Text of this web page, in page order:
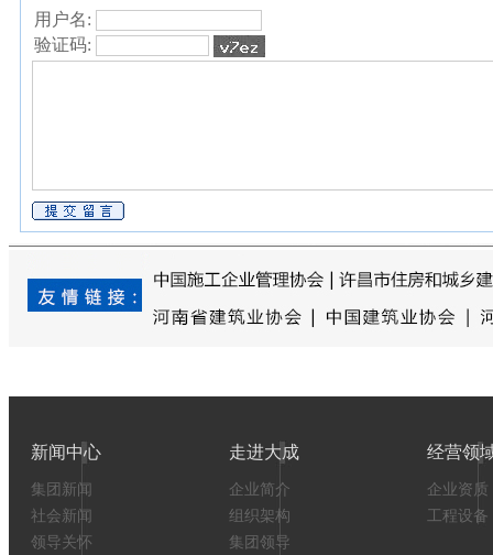
用户名:
验证码:
新闻中心
集团新闻
社会新闻
领导关怀
走进大成
企业简介
组织架构
集团领导
经营领
企业资质
工程设备